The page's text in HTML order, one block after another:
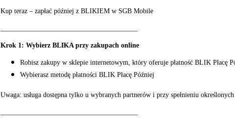
Kup teraz – zapłać później z BLIKIEM w SGB Mobile
Krok 1: Wybierz BLIKA przy zakupach online
Robisz zakupy w sklepie internetowym, który oferuje płatność BLIK Płacę
Wybierasz metodę płatności BLIK Płacę Później
Uwaga: usługa dostępna tylko u wybranych partnerów i przy spełnieniu